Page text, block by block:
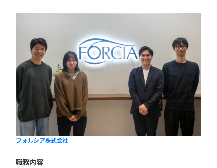
プロジェクト推進グループは人数は少ないですが、顧客・
エンジニア・他社ベンダー等の統制や調整、折衝を行う部
門のため
プロジェクトの大きさにもよりますが、多くの人に関わる
機会の多いグループになります。
試用期間：3ヵ月（試用期間中の勤務条件：変更無）
フォルシア株式会社
職務内容